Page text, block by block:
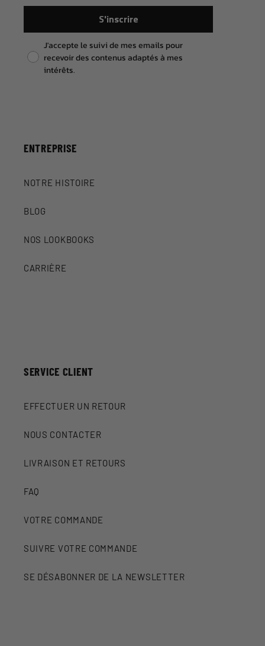
S'inscrire
Pixel consent
J'accepte le suivi de mes emails pour
recevoir des contenus adaptés à mes
intérêts.
ENTREPRISE
NOTRE HISTOIRE
BLOG
NOS LOOKBOOKS
CARRIÈRE
SERVICE CLIENT
EFFECTUER UN RETOUR
NOUS CONTACTER
LIVRAISON ET RETOURS
FAQ
VOTRE COMMANDE
SUIVRE VOTRE COMMANDE
SE DÉSABONNER DE LA NEWSLETTER